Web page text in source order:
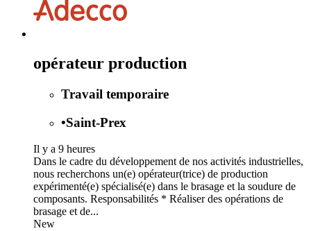
opérateur production
Travail temporaire
•Saint-Prex
Il y a 9 heures
Dans le cadre du développement de nos activités industrielles,
nous recherchons un(e) opérateur(trice) de production
expérimenté(e) spécialisé(e) dans le brasage et la soudure de
composants. Responsabilités * Réaliser des opérations de
brasage et de...
New